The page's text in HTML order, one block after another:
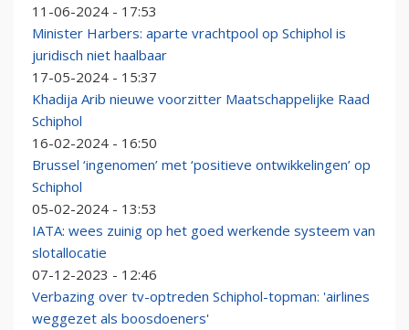
11-06-2024 - 17:53
Minister Harbers: aparte vrachtpool op Schiphol is
juridisch niet haalbaar
17-05-2024 - 15:37
Khadija Arib nieuwe voorzitter Maatschappelijke Raad
Schiphol
16-02-2024 - 16:50
Brussel ‘ingenomen’ met ‘positieve ontwikkelingen’ op
Schiphol
05-02-2024 - 13:53
IATA: wees zuinig op het goed werkende systeem van
slotallocatie
07-12-2023 - 12:46
Verbazing over tv-optreden Schiphol-topman: 'airlines
weggezet als boosdoeners'